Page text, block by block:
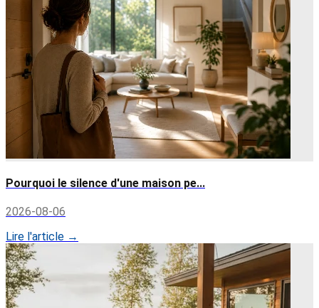
Pourquoi le silence d'une maison pe...
2026-08-06
Lire l'article →